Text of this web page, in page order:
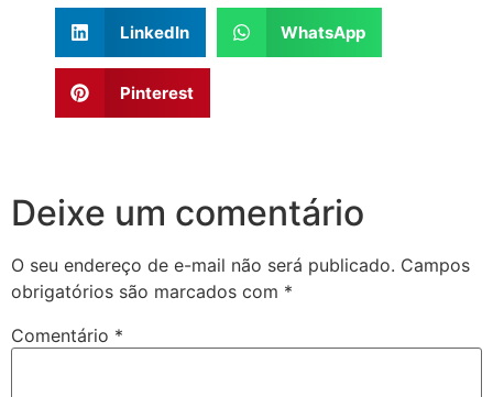
LinkedIn WhatsApp
Pinterest
Deixe um comentário
O seu endereço de e-mail não será publicado. Campos
obrigatórios são marcados com *
Comentário *